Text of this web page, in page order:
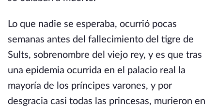
Lo que nadie se esperaba, ocurrió pocas
semanas antes del fallecimiento del tigre de
Sults, sobrenombre del viejo rey, y es que tras
una epidemia ocurrida en el palacio real la
mayoría de los príncipes varones, y por
desgracia casi todas las princesas, murieron en